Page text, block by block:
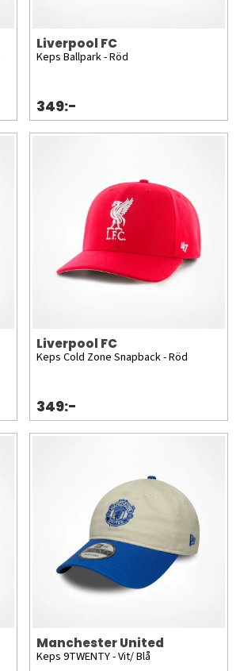
Liverpool FC
Keps Ballpark - Röd
349:-
Liverpool FC
Keps Cold Zone Snapback - Röd
349:-
Manchester United
Keps 9TWENTY - Vit/ Blå